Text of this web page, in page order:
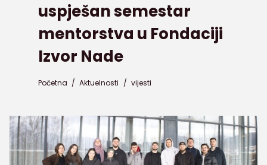
uspješan semestar
mentorstva u Fondaciji
Izvor Nade
Početna / Aktuelnosti / vijesti